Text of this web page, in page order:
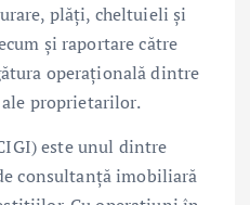
plăți, cheltuieli și
și raportare către
operațională dintre
proprietarilor.
este unul dintre
consultanță imobiliară